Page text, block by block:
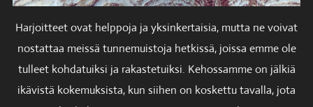
Harjoitteet ovat helppoja ja yksinkertaisia, mutta ne voivat
nostattaa meissä tunnemuistoja hetkissä, joissa emme ole
tulleet kohdatuiksi ja rakastetuiksi. Kehossamme on jälkiä
ikävistä kokemuksista, kun siihen on koskettu tavalla, jota